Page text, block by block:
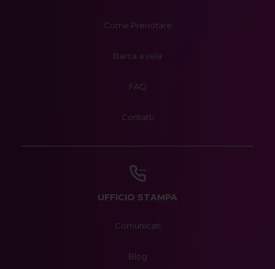
Come Prenotare
Barca a vela
FAQ
Contatti
UFFICIO STAMPA
Comunicati
Blog